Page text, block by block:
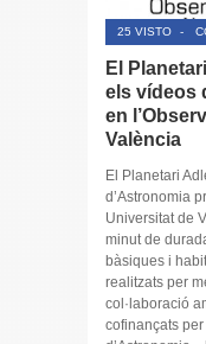
25 VISTO -
El
els vídeos
en
València
El Planetari
d’Astronomia
Universitat de
minut de
bàsiques i
realitzats per
col·laboració
cofinançats